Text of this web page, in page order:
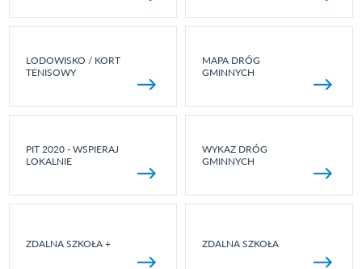
LODOWISKO / KORT
TENISOWY
MAPA DRÓG
GMINNYCH
PIT 2020 - WSPIERAJ
LOKALNIE
WYKAZ DRÓG
GMINNYCH
ZDALNA SZKOŁA + ZDALNA SZKOŁA